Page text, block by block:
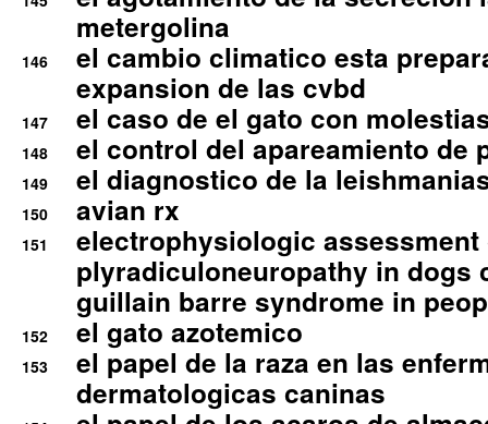
metergolina
146
el cambio climatico esta
expansion de las cvbd
147 el caso de el gato con
148 el control del apareamiento de
149 el diagnostico de la
150 avian rx
151
electrophysiologic assessment
plyradiculoneuropathy in dogs
guillain barre syndrome in
152 el gato azotemico
153
el papel de la raza en las
dermatologicas caninas